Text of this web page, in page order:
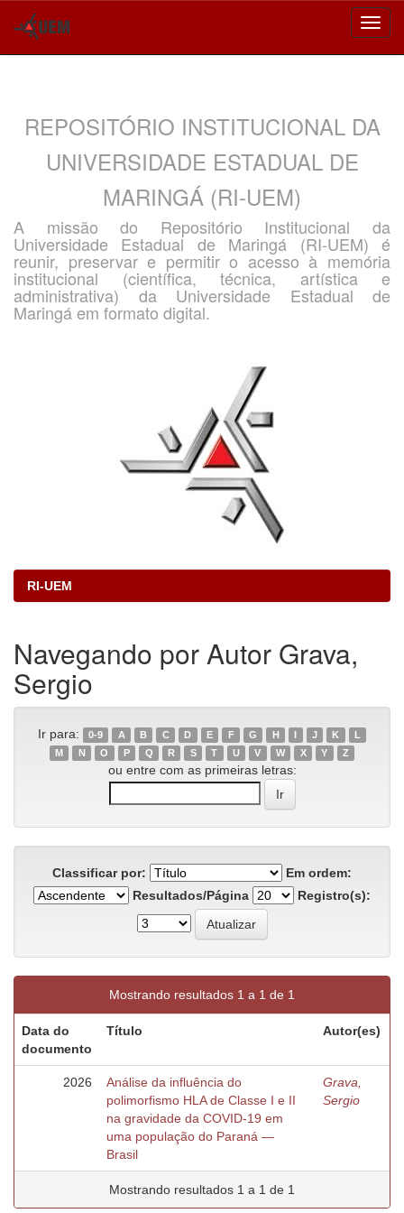
REPOSITÓRIO INSTITUCIONAL DA
UNIVERSIDADE ESTADUAL DE
MARINGÁ (RI-UEM)
A missão do Repositório Institucional da
Universidade Estadual de Maringá (RI-UEM) é
reunir, preservar e permitir o acesso à memória
institucional (científica, técnica, artística e
administrativa) da Universidade Estadual de
Maringá em formato digital.
RI-UEM
Navegando por Autor Grava,
Sergio
Ir para: 0-9 A B C D E F G H I J K
L
M
N O P Q R S T U V W X Y Z
ou entre com as primeiras letras:
Classificar por:
Em ordem:
Resultados/Página
Registro(s):
Mostrando resultados 1 a 1 de 1
Data do
documento
Título Autor(es)
2026
Análise da influência do
polimorfismo HLA de Classe I e II
na gravidade da COVID-19 em
uma população do Paraná —
Brasil
Grava,
Sergio
Mostrando resultados 1 a 1 de 1